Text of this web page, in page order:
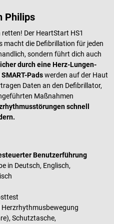
Philips
Der HeartStart HS1
macht die Defibrillation für jeden
sondern führt dich auch
durch eine Herz-Lungen-
Padswerden auf der Haut
Daten an den Defibrillator,
Maßnahmen
schnell
Benutzerführung
in Deutsch, Englisch,
Schutztasche,